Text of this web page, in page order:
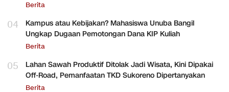
Berita
04
Kampus atau Kebijakan? Mahasiswa Unuba Bangil
Ungkap Dugaan Pemotongan Dana KIP Kuliah
Berita
05
Lahan Sawah Produktif Ditolak Jadi Wisata, Kini Dipakai
Off-Road, Pemanfaatan TKD Sukoreno Dipertanyakan
Berita